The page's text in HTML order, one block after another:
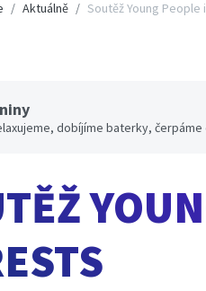
Aktuálně Soutěž Young
dobíjíme baterky,